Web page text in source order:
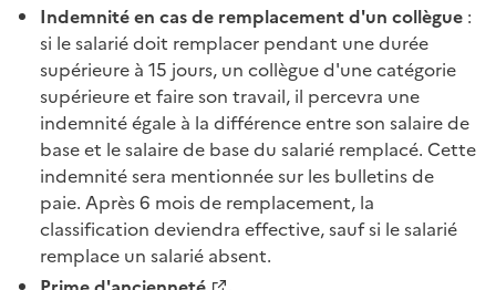
Indemnité en cas de remplacement d'un collègue :
si le salarié doit remplacer pendant une durée
supérieure à 15 jours, un collègue d'une catégorie
supérieure et faire son travail, il percevra une
indemnité égale à la différence entre son salaire de
base et le salaire de base du salarié remplacé. Cette
indemnité sera mentionnée sur les bulletins de
paie. Après 6 mois de remplacement, la
classification deviendra effective, sauf si le salarié
remplace un salarié absent.